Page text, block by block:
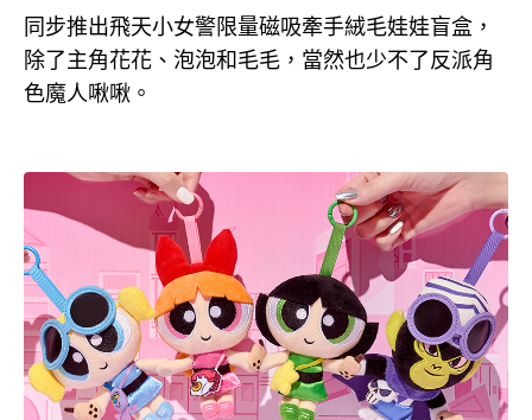
同步推出飛天小女警限量磁吸牽手絨毛娃娃盲盒，
除了主角花花、泡泡和毛毛，當然也少不了反派角
色魔人啾啾。